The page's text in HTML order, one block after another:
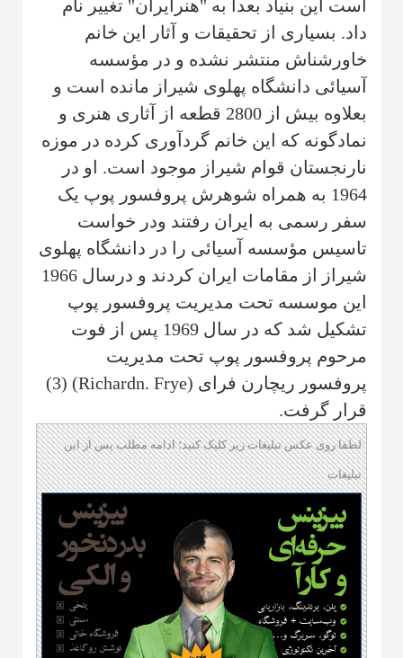
است این بنیاد بعدا به "هنرایران" تغییر نام
داد. بسیاری از تحقیقات و آثار این خانم
خاورشناش‌ منتشر نشده و در مؤسسه
آسیائی دانشگاه پهلوی شیراز‌ مانده است و
بعلاوه بیش از 2800 قطعه از آثاری هنری و
نماد‌گونه‌ که این خانم گرد‌آوری کرده در موزه
نارنجستان قوام شیراز‌ موجود است. او در
1964 به همراه شوهرش پروفسور پوپ یک
سفر رسمی‌ به ایران رفتند‌ ودر خواست
تاسیس مؤسسه آسیائی را در دانشگاه پهلوی
شیراز‌ از مقامات ایران‌ کردند‌ و درسال 1966
این موسسه تحت مدیریت پروفسور پوپ‌
تشکیل شد‌ که در سال 1969 پس از فوت
مرحوم پروفسور پوپ تحت مدیریت
پروفسور ریچار‌ن فرای (Richardn. Frye
) (3)
قرار گرفت‌.
لطفا روی عکس تبلیغات زیر کلیک کنید؛ ادامه مطلب پس از این
تبلیغات